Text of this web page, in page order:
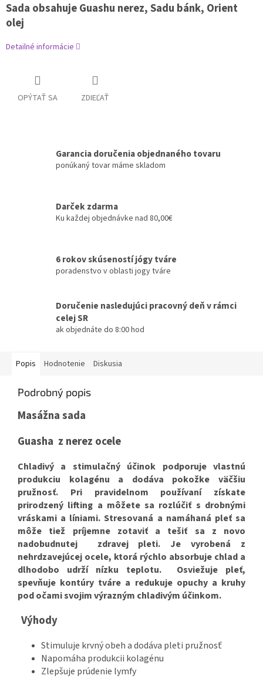
Sada obsahuje Guashu nerez, Sadu bánk, Orient
olej
Detailné informácie
OPÝTAŤ SA ZDIEĽAŤ
Garancia doručenia objednaného tovaru
ponúkaný tovar máme skladom
Darček zdarma
Ku každej objednávke nad 80,00€
6 rokov skúseností jógy tváre
poradenstvo v oblasti jogy tváre
Doručenie nasledujúci pracovný deň v rámci
celej SR
ak objednáte do 8:00 hod
Popis Hodnotenie Diskusia
Podrobný popis
Masážna sada
Guasha z nerez ocele
Chladivý a stimulačný účinok podporuje vlastnú
produkciu kolagénu a dodáva pokožke väčšiu
pružnosť. Pri pravidelnom používaní získate
prirodzený lifting a môžete sa rozlúčiť s drobnými
vráskami a líniami. Stresovaná a namáhaná pleť sa
môže tiež príjemne zotaviť a tešiť sa z novo
nadobudnutej zdravej pleti. Je vyrobená z
nehrdzavejúcej ocele, ktorá rýchlo absorbuje chlad a
dlhodobo udrží nízku teplotu. Osviežuje pleť,
spevňuje kontúry tváre a redukuje opuchy a kruhy
pod očami svojim výrazným chladivým účinkom.
Výhody
Stimuluje krvný obeh a dodáva pleti pružnosť
Napomáha produkcii kolagénu
Zlepšuje prúdenie lymfy